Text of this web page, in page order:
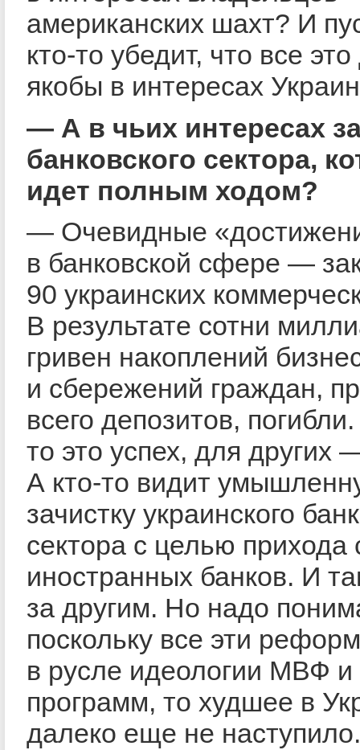
американских шахт? И
кто-то убедит, что все
якобы в интересах
— А в чьих интересах
банковского сектора,
идет полным ходом?
— Очевидные
в банковской сфере —
90 украинских
В результате сотни
гривен накоплений
и сбережений граждан,
всего депозитов,
то это успех, для других
А кто-то видит
зачистку украинского
сектора с целью прихода
иностранных банков. И
за другим. Но надо
поскольку все эти
в русле идеологии МВФ и
программ, то худшее в
далеко еще не наступило.